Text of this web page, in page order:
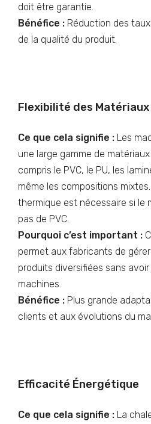
doit être garantie.
Bénéfice : Réduction des
de la qualité du produit.
Flexibilité des Matériaux
Ce que cela signifie : Les
une large gamme de
compris le PVC, le PU, les
même les compositions
thermique est nécessaire si le
pas de PVC.
Pourquoi c’est important :
permet aux fabricants de
produits diversifiées sans
machines.
Bénéfice : Plus grande
clients et aux évolutions du
Efficacité Énergétique
Ce que cela signifie : La